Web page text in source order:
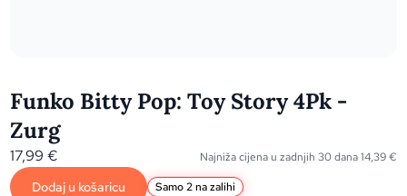
Funko Bitty Pop: Toy Story 4Pk -
Zurg
17,99€ Najniža cijena u zadnjih 30 dana14,39€
Dodaj u košaricu Samo 2 na zalihi